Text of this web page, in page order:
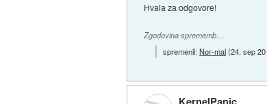
Hvala za odgovore!
Zgodovina sprememb…
spremenil:Nor-mal(24. sep